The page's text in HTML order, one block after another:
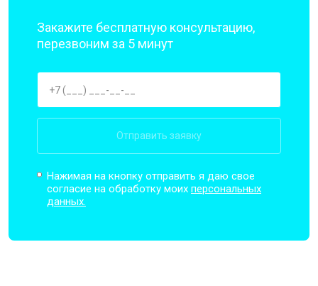
Закажите бесплатную консультацию,
перезвоним за 5 минут
Отправить заявку
Нажимая на кнопку отправить я даю свое
согласие на обработку моихперсональных
данных.